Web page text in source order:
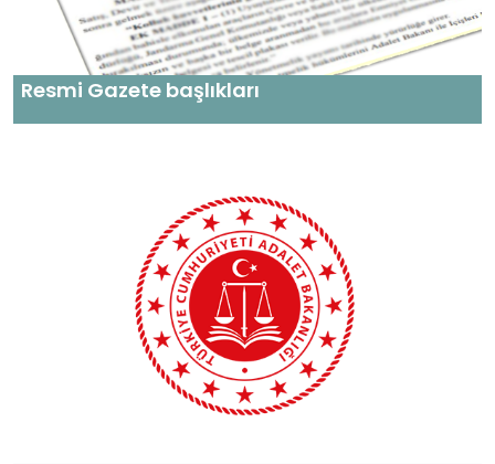
Resmi Gazete başlıkları